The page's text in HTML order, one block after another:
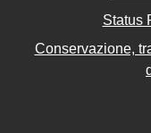
Status
Conservazione,